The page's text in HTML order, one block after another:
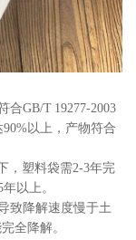
合GB/T 19277-2003
以上，产物符合
，塑料袋需2-3年完
以上。
致降解速度慢于土
全降解。